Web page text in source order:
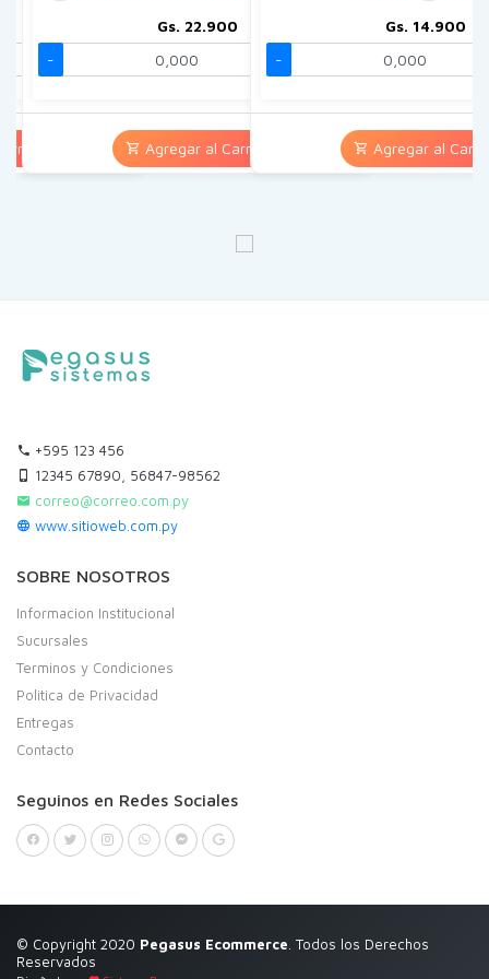
Gs. 22.900
-
Agregar al Carrito
Gs. 14.900
-
Agregar al
+595 123 456
12345 67890, 56847-98562
correo@correo.com.py
www.sitioweb.com.py
SOBRE NOSOTROS
Informacion Institucional
Sucursales
Terminos y Condiciones
Politica de Privacidad
Entregas
Contacto
Seguinos en Redes Sociales
© Copyright 2020 Pegasus Ecommerce . Todos los Derechos
Reservados